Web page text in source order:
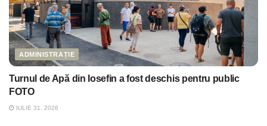
ADMINISTRAȚIE
Turnul de Apă din Iosefin a fost deschis pentru public
FOTO
IULIE 31, 2026